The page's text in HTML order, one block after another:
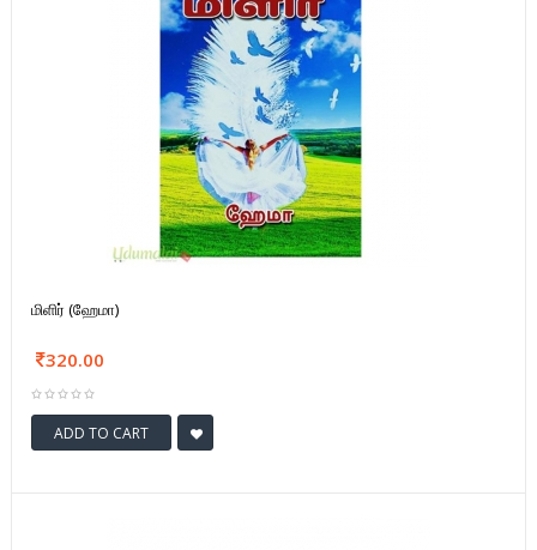
மிளிர் (ஹேமா)
320.00
ADD TO CART